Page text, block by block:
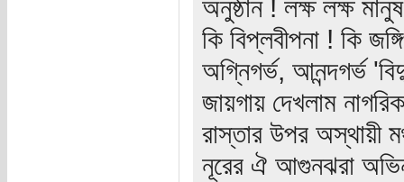
অনুষ্ঠান ! লক্ষ লক্ষ
কি বিপ্লবীপনা ! কি
অগ্নিগর্ভ, আনন্দগর্ভ
জায়গায় দেখলাম
রাস্তার উপর অস্থায়ী
নূরের ঐ আগুনঝরা